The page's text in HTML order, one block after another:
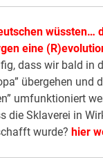
wüssten…
eine
dass wir bald in
übergehen und
umfunktioniert
die Sklaverei in
wurde? hier